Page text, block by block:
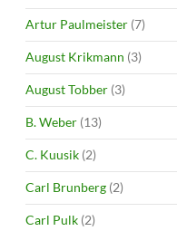
Artur Paulmeister (7)
August Krikmann (3)
August Tobber (3)
B. Weber (13)
C. Kuusik (2)
Carl Brunberg (2)
Carl Pulk (2)